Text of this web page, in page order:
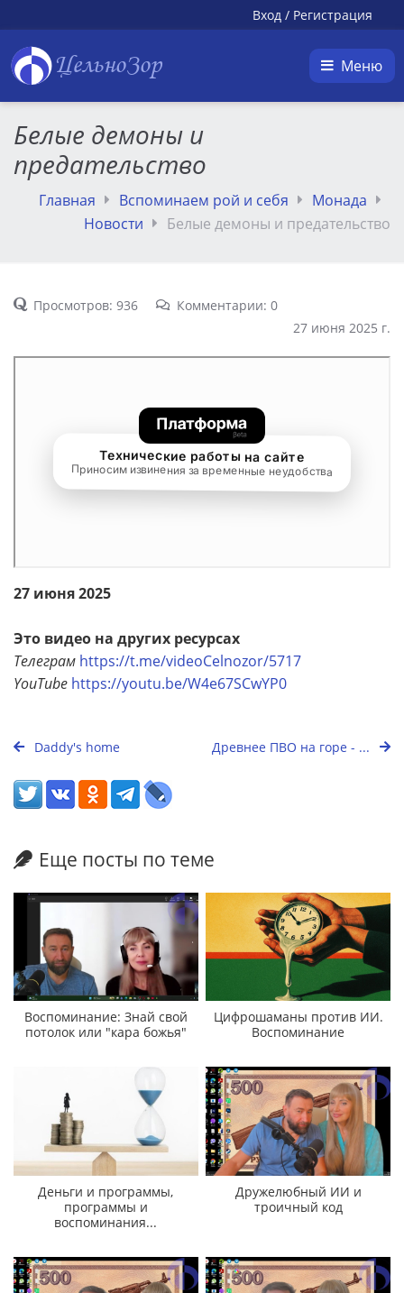
Вход / Регистрация
ЦельноЗор Меню
Белые демоны и
предательство
Главная Вспоминаем рой и себя
Монада
Новости
Белые демоны и предательство
Просмотров: 936
Комментарии: 0
27 июня 2025 г.
27 июня 2025
Это видео на других ресурсах
Телеграм https://t.me/videoCelnozor/5717
YouTube https://youtu.be/W4e67SCwYP0
Daddy's home Древнее ПВО на горе - ...
Еще посты по теме
Воспоминание: Знай свой
потолок или "кара божья"
Цифрошаманы против ИИ.
Воспоминание
Деньги и программы,
программы и
воспоминания...
Дружелюбный ИИ и
троичный код